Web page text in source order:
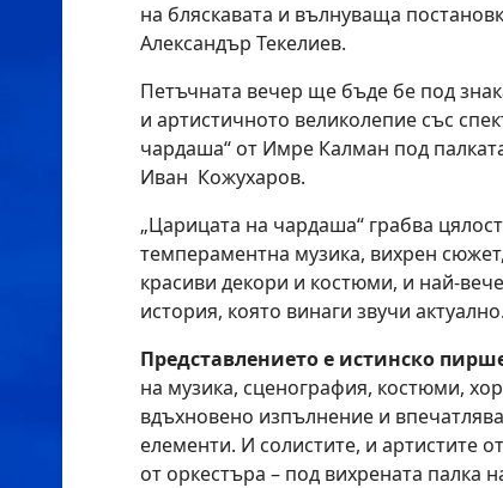
на бляскавата и вълнуваща
Александър Текелиев.
Петъчната вечер ще бъде бе под
и артистичното великолепие със
чардаша“ от Имре Калман под
Иван Кожухаров.
„Царицата на чардаша“ грабва
темпераментна музика, вихрен
красиви декори и костюми, и най-
история, която винаги звучи актуално.
Представлението е истинско
на музика, сценография, костюми,
вдъхновено изпълнение и
елементи. И солистите, и артистите
от оркестъра – под вихрената палка